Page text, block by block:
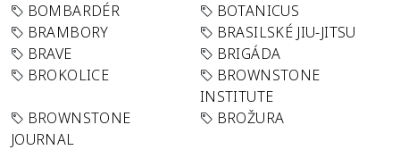
BOMBARDÉR
BOTANICUS
BRAMBORY
BRASILSKÉ JIU-JITSU
BRAVE
BRIGÁDA
BROKOLICE
BROWNSTONE
INSTITUTE
BROWNSTONE
JOURNAL
BROŽURA